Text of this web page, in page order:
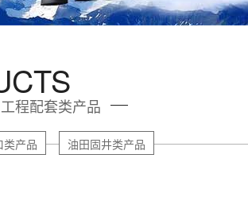
程配套类产品
类产品 油田固井类产品